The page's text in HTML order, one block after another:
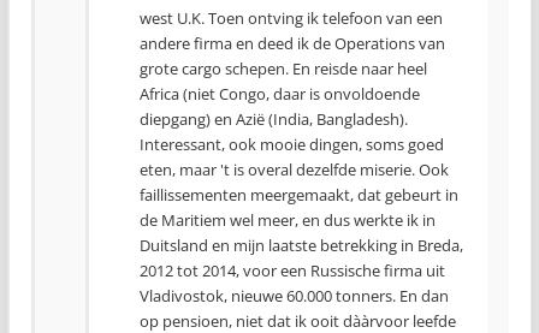
west U.K. Toen ontving ik telefoon van een
andere firma en deed ik de Operations van
grote cargo schepen. En reisde naar heel
Africa (niet Congo, daar is onvoldoende
diepgang) en Azië (India, Bangladesh).
Interessant, ook mooie dingen, soms goed
eten, maar 't is overal dezelfde miserie. Ook
faillissementen meergemaakt, dat gebeurt in
de Maritiem wel meer, en dus werkte ik in
Duitsland en mijn laatste betrekking in Breda,
2012 tot 2014, voor een Russische firma uit
Vladivostok, nieuwe 60.000 tonners. En dan
op pensioen, niet dat ik ooit dààrvoor leefde